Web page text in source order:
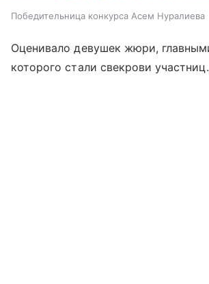
Победительница конкурса Асем Нуралиева
Оценивало девушек жюри,
которого стали свекрови участниц.